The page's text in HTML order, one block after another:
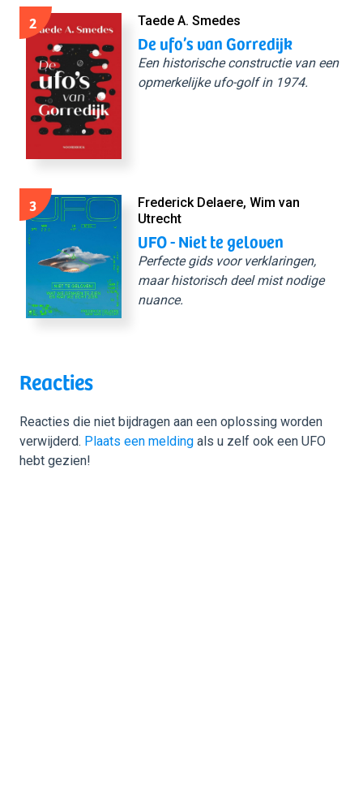
2 Taede A. Smedes
De ufo’s van Gorredijk
Een historische constructie van een
opmerkelijke ufo-golf in 1974.
3
Frederick Delaere, Wim van
Utrecht
UFO - Niet te geloven
Perfecte gids voor verklaringen,
maar historisch deel mist nodige
nuance.
Reacties
Reacties die niet bijdragen aan een oplossing worden
verwijderd. Plaats een melding als u zelf ook een UFO
hebt gezien!